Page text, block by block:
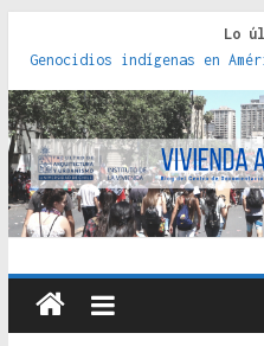
Lo
Genocidios indígenas en
Estudios sobre la
políticas, prácticas y
Donde el pedernal choca
crítica de las fronteras
Criterios técnicos para una
Red de consultorios de la
Santiago : un patrimonio